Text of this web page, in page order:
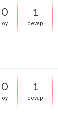
0
oy
1
cevap
0
oy
1
cevap